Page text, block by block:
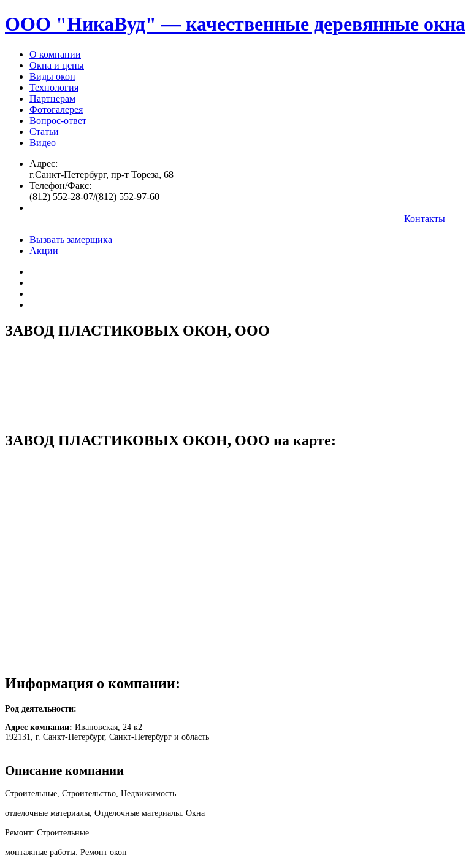
ООО "НикаВуд" — качественные деревянные окна
О компании
Окна и цены
Виды окон
Технология
Партнерам
Фотогалерея
Вопрос-ответ
Статьи
Видео
Адрес:
г.Санкт-Петербург, пр-т Тореза, 68
Телефон/Факс:
(812) 552-28-07/(812) 552-97-60
Контакты
Вызвать замерщика
Акции
ЗАВОД ПЛАСТИКОВЫХ ОКОН, ООО
ЗАВОД ПЛАСТИКОВЫХ ОКОН, ООО на карте:
Информация о компании:
Род деятельности:
Адрес компании: Ивановская, 24 к2
192131, г. Санкт-Петербург, Санкт-Петербург и область
Описание компании
Строительные, Строительство, Недвижимость
отделочные материалы, Отделочные материалы: Окна
Ремонт: Строительные
монтажные работы: Ремонт окон